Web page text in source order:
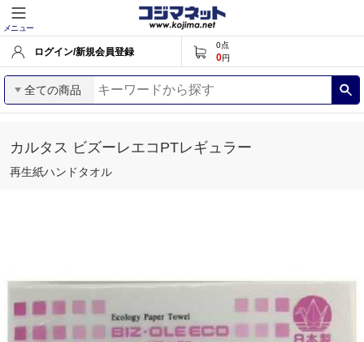
メニュー
ログイン/新規会員登録
0点
0円
全ての商品
カルタス ビズーレエコPTレギュラー
再生紙ハンドタオル